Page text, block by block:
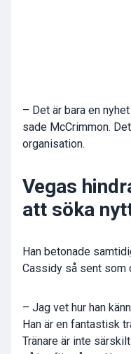
– Det är bara en
sade McCrimmon.
organisation.
Vegas
att söka
Han betonade
Cassidy så sent som
– Jag vet hur han
Han är en fantastisk
Tränare är inte